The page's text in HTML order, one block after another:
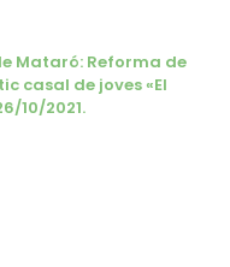
Mataró: Reforma de
casal de joves «El
10/2021.